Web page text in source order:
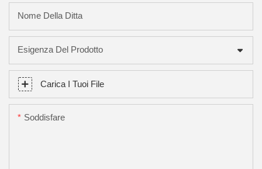
Nome Della Ditta
Esigenza Del Prodotto
Carica I Tuoi File
Soddisfare